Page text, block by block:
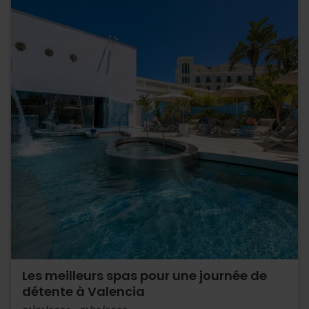
Les meilleurs spas pour une journée de
détente à Valencia